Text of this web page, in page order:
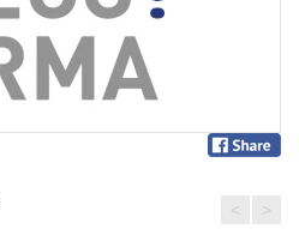
< >